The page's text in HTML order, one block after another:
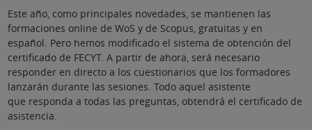
Este año, como principales novedades, se mantienen las
formaciones online de WoS y de Scopus, gratuitas y en
español. Pero hemos modificado el sistema de obtención del
certificado de FECYT. A partir de ahora, será necesario
responder en directo a los cuestionarios que los formadores
lanzarán durante las sesiones. Todo aquel asistente
que responda a todas las preguntas, obtendrá el certificado de
asistencia.